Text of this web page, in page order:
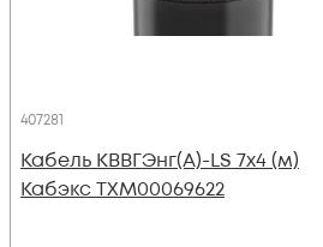
407281
Кабель КВВГЭнг(А)-LS 7х4 (м)
Кабэкс ТХМ00069622